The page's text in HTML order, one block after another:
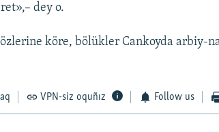
dey o.
köre, bölükler Cankoyda arbiy-
VPN-siz oquñız Follow us